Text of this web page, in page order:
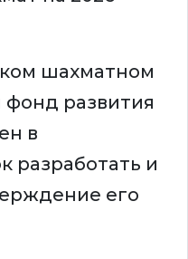
шахматном
фонд развития
в
разработать и
его